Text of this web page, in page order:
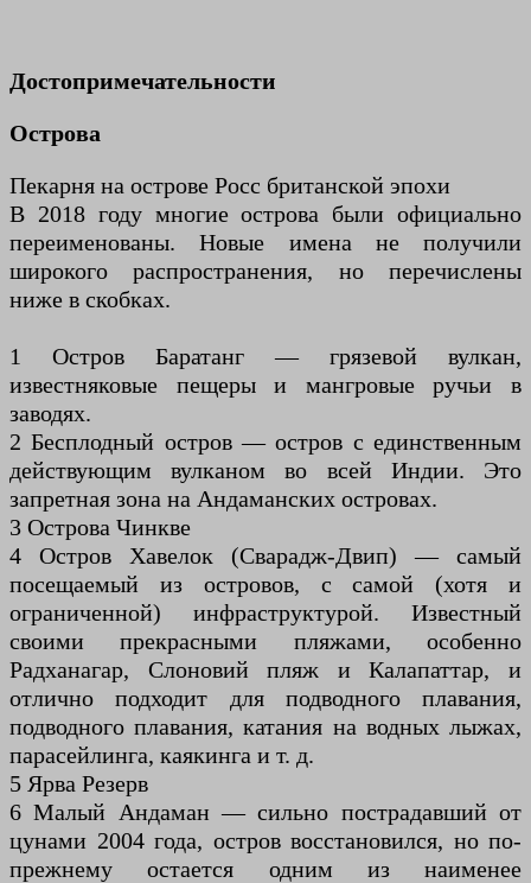
Достопримечательности
Острова
Пекарня на острове Росс британской эпохи
В 2018 году многие острова были официально
переименованы. Новые имена не получили
широкого распространения, но перечислены
ниже в скобках.
1 Остров Баратанг — грязевой вулкан,
известняковые пещеры и мангровые ручьи в
заводях.
2 Бесплодный остров — остров с единственным
действующим вулканом во всей Индии. Это
запретная зона на Андаманских островах.
3 Острова Чинкве
4 Остров Хавелок (Сварадж-Двип) — самый
посещаемый из островов, с самой (хотя и
ограниченной) инфраструктурой. Известный
своими прекрасными пляжами, особенно
Радханагар, Слоновий пляж и Калапаттар, и
отлично подходит для подводного плавания,
подводного плавания, катания на водных лыжах,
парасейлинга, каякинга и т. д.
5 Ярва Резерв
6 Малый Андаман — сильно пострадавший от
цунами 2004 года, остров восстановился, но по-
прежнему остается одним из наименее